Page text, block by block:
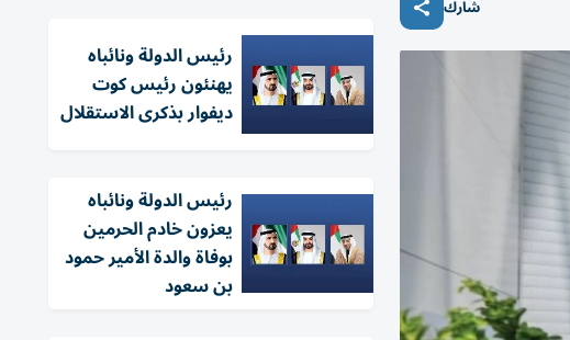
شارك
رئيس الدولة ونائباه
يهنئون رئيس كوت
ديفوار بذكرى الاستقلال
رئيس الدولة ونائباه
يعزون خادم الحرمين
بوفاة والدة الأمير حمود
بن سعود